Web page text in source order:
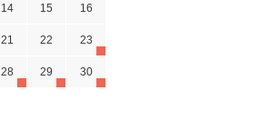
14 15 16
21 22 23
28 29 30